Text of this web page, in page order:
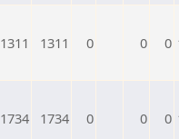
1311 1311 0 0 0
1734 1734 0 0 0